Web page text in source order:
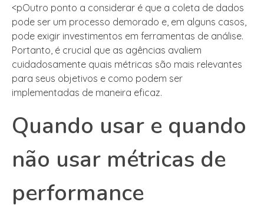
<pOutro ponto a considerar é que a coleta de dados
pode ser um processo demorado e, em alguns casos,
pode exigir investimentos em ferramentas de análise.
Portanto, é crucial que as agências avaliem
cuidadosamente quais métricas são mais relevantes
para seus objetivos e como podem ser
implementadas de maneira eficaz.
Quando usar e quando
não usar métricas de
performance